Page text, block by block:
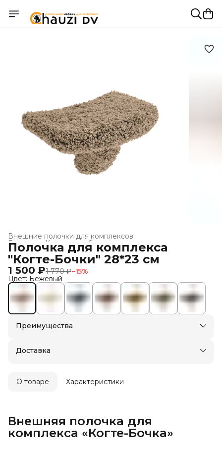
Внешние полочки для комплексов
Когтеточки-бочки для кошек ›
Главная ›
Полочка для комплекса
"Когте-Бочки" 28*23 см
1 500 ₽1 770 ₽−15%
Цвет: Бежевый
Преимущества
Доставка в пункты выдачи или до двери
Доставка
О товаре Характеристики
Внешняя полочка для
комплекса «Когте-Бочка»